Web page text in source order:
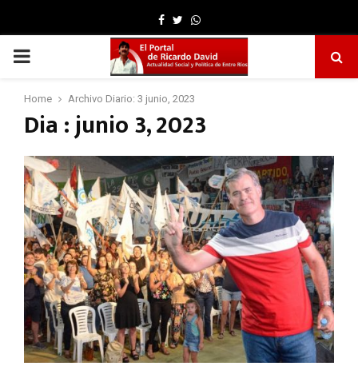
Facebook
TwitterWhatsapp
PRIMARY
MENU
Home Archivo Diario: 3 junio, 2023
Dia : junio 3, 2023